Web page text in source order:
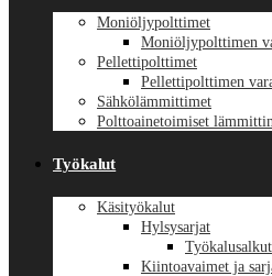
Moniöljypolttimet
Moniöljypolttimen
Pellettipolttimet
Pellettipolttimen
Sähkölämmittimet
Polttoainetoimiset
Työkalut
Käsityökalut
Hylsysarjat
Työkalusalkut
Kiintoavaimet ja